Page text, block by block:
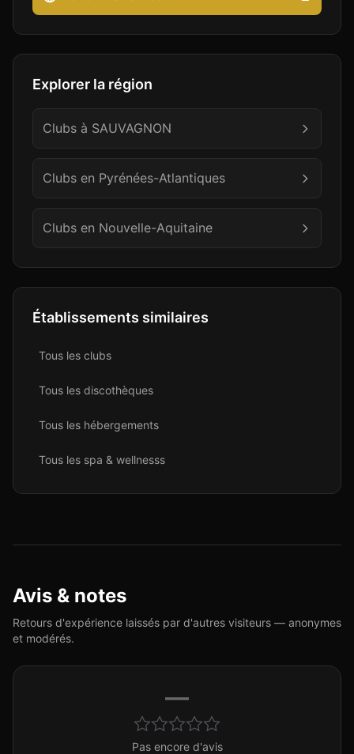
Explorer la région
Clubs à SAUVAGNON
Clubs en Pyrénées-Atlantiques
Clubs en Nouvelle-Aquitaine
Établissements similaires
Tous les clubs
Tous les discothèques
Tous les hébergements
Tous les spa & wellnesss
Avis & notes
Retours d'expérience laissés par d'autres visiteurs — anonymes
et modérés.
—
Pas encore d'avis